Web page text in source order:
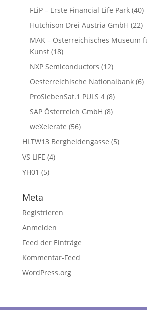
FLiP – Erste Financial Life Park(40)
Hutchison Drei Austria GmbH (22)
MAK – Österreichisches Museum
Kunst(18)
NXP Semiconductors (12)
Oesterreichische Nationalbank(6)
ProSiebenSat.1 PULS 4(8)
SAP Österreich GmbH (8)
weXelerate (56)
HLTW13 Bergheidengasse (5)
VS LIFE (4)
YH01 (5)
Meta
Registrieren
Anmelden
Feed der Einträge
Kommentar-Feed
WordPress.org